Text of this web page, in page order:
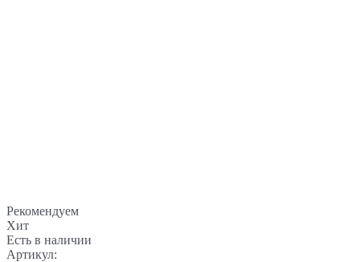
Рекомендуем
Хит
Есть в наличии
Артикул: